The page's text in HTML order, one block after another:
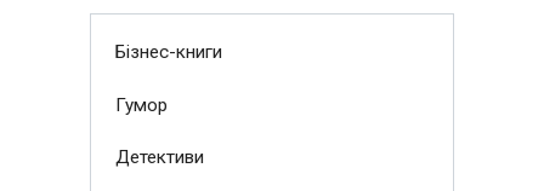
Бізнес-книги
Гумор
Детективи